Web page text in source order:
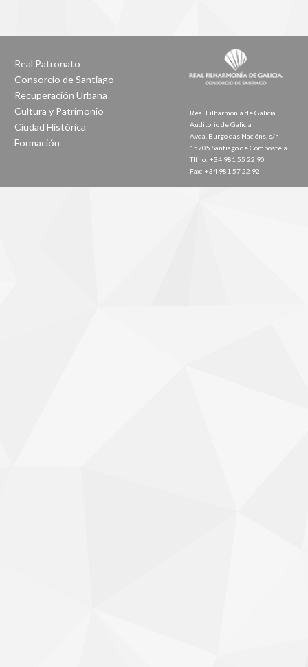
Real Patronato
Consorcio de Santiago
Recuperación Urbana
Cultura y Patrimonio
Ciudad Histórica
Formación
Real Filharmonía de Galicia
Auditorio de Galicia
Avda. Burgo das Nacións, s/n
15705 Santiago de Compostela
Tlfno: +34 981 55 22 90
Fax: +34 981 57 22 92